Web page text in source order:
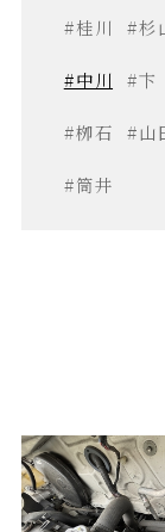
#桂川 #杉
#中川 #卞
#栁石 #山
#筒井